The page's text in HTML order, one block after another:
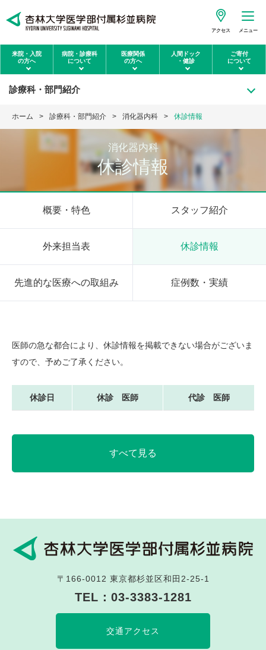
アクセス メニュー
来院・入院
の方へ
病院・診療科
について
医療関係
の方へ
人間ドック
・健診
ご寄付
について
診療科・部門紹介
ホーム 診療科・部門紹介 消化器内科 休診情報
消化器内科
休診情報
概要・特色 スタッフ紹介
外来担当表 休診情報
先進的な医療への取組み 症例数・実績
医師の急な都合により、休診情報を掲載できない場合がございま
すので、予めご了承ください。
休診日 休診 医師 代診 医師
すべて見る
〒166-0012 東京都杉並区和田2-25-1
TEL： 03-3383-1281
交通アクセス